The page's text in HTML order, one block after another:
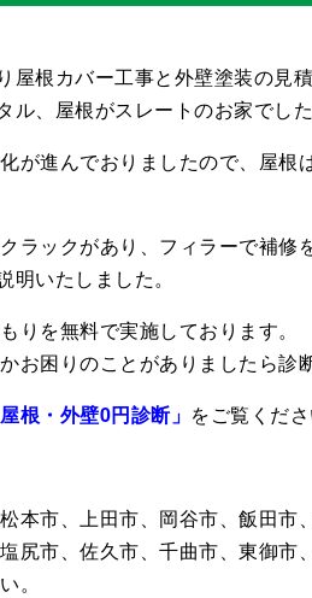
屋根カバー工事と外壁塗装の見
ル、屋根がスレートのお家でした
が進んでおりましたので、屋
ラックがあり、フィラーで補
いたしました。
りを無料で実施しております。
お困りのことがありましたら診
屋根・外壁0円診断」 をご覧くださ
本市、上田市、岡谷市、飯田
尻市、佐久市、千曲市、東御
。